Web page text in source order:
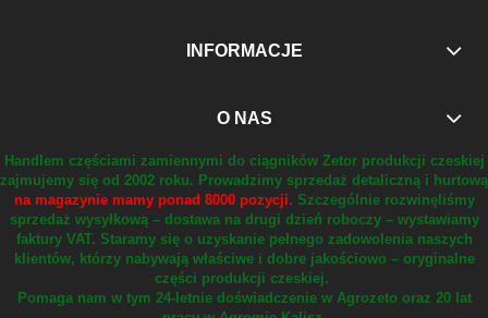
INFORMACJE
O NAS
Handlem częściami zamiennymi do ciągników Zetor produkcji czeskiej
zajmujemy się od 2002 roku. Prowadzimy sprzedaż detaliczną i hurtową
na magazynie mamy ponad 8000 pozycji. Szczególnie rozwinęliśmy
sprzedaż wysyłkową – dostawa na drugi dzień roboczy – wystawiamy
faktury VAT. Staramy się o uzyskanie pełnego zadowolenia naszych
klientów, którzy nabywają właściwe i dobre jakościowo – oryginalne
części produkcji czeskiej.
Pomaga nam w tym 24-letnie doświadczenie w Agrozeto oraz 20 lat